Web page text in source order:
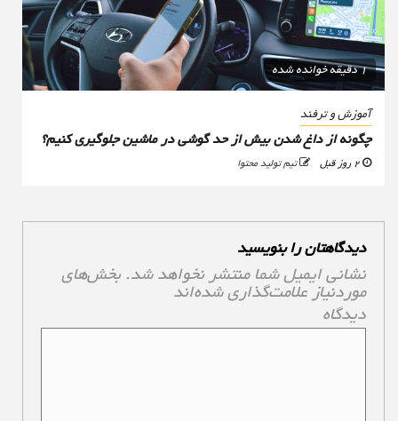
1 دقیقه خوانده شده
آموزش و ترفند
چگونه از داغ شدن بیش از حد گوشی در ماشین جلوگیری کنیم؟
تیم تولید محتوا
دیدگاهتان را بنویسید
نشانی ایمیل شما منتشر نخواهد شد.بخش‌های
موردنیاز علامت‌گذاری شده‌اند*
دیدگاه*